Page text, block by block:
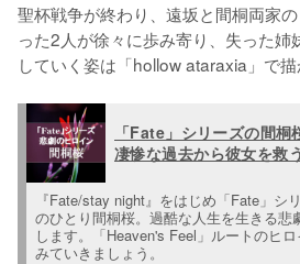
聖杯戦争が終わり、遠坂と間桐両家
った2人が徐々に歩み寄り、失った姉
していく姿は「hollow ataraxia」で描
「Fate」シリーズの間桐
凄惨な過去から彼女を救
『Fate/stay night』をはじめ「Fate」シ
のひとり間桐桜。過酷な人生を生きる悲
します。「Heaven's Feel」ルートのヒ
みていきましょう。